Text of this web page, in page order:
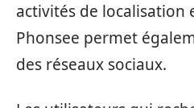
activités de localisation
Phonsee permet
des réseaux sociaux.